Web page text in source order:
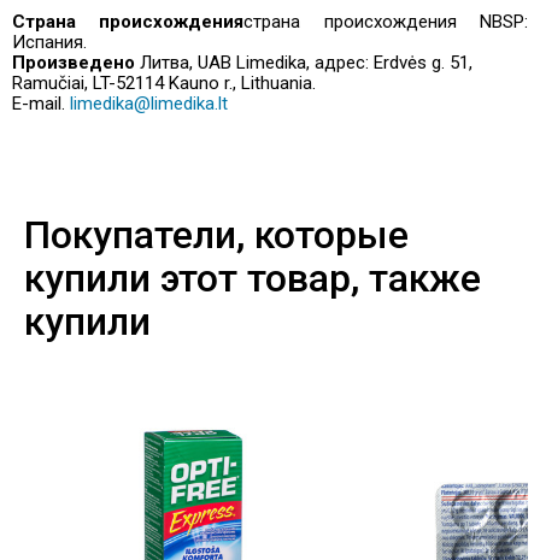
Страна происхождениястрана происхождения NBSP:
Испания.
Произведено Литва, UAB Limedika, адрес: Erdvės g. 51,
Ramučiai, LT-52114 Kauno r., Lithuania.
E-mail. limedika@limedika.lt
Покупатели, которые
купили этот товар, также
купили